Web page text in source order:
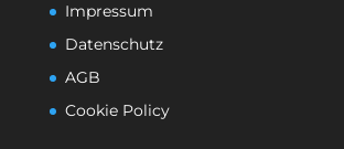
Impressum
Datenschutz
AGB
Cookie Policy